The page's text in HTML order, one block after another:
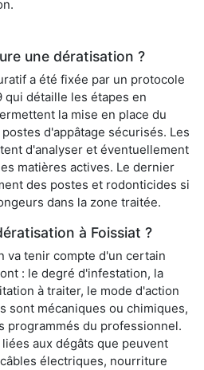
une dératisation ?
a été fixée par un protocole
qui détaille les étapes en
la mise en place du
d'appâtage sécurisés. Les
d'analyser et éventuellement
matières actives. Le dernier
des postes et rodonticides si
dans la zone traitée.
à Foissiat ?
va tenir compte d'un certain
: le degré d'infestation, la
à traiter, le mode d'action
sont mécaniques ou chimiques,
programmés du professionnel.
aux dégâts que peuvent
électriques, nourriture